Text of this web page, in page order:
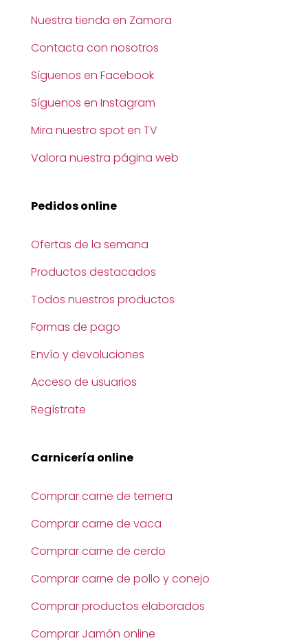
Nuestra tienda en Zamora
Contacta con nosotros
Síguenos en Facebook
Síguenos en Instagram
Mira nuestro spot en TV
Valora nuestra página web
Pedidos online
Ofertas de la semana
Productos destacados
Todos nuestros productos
Formas de pago
Envío y devoluciones
Acceso de usuarios
Regístrate
Carnicería online
Comprar carne de ternera
Comprar carne de vaca
Comprar carne de cerdo
Comprar carne de pollo y conejo
Comprar productos elaborados
Comprar Jamón online